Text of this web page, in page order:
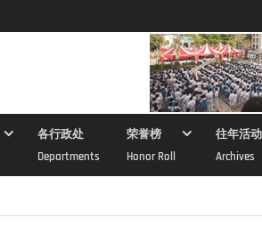
各行政处
Departments
荣誉榜
Honor Roll
往年活动
Archives